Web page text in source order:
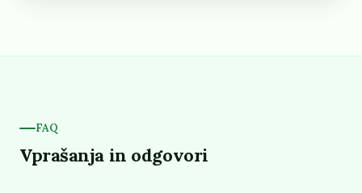
FAQ
Vprašanja in odgovori